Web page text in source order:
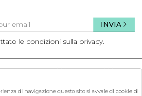
le condizioni sulla privacy.
INVIA
kids kids
di navigazione questo sito si avvale di cookie di